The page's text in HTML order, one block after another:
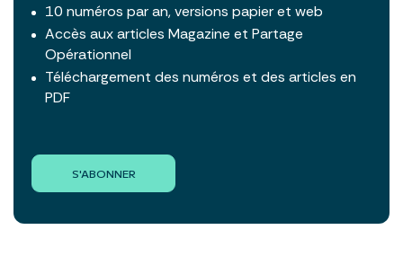
10 numéros par an, versions papier et web
Accès aux articles Magazine et Partage
Opérationnel
Téléchargement des numéros et des articles en
PDF
S'ABONNER